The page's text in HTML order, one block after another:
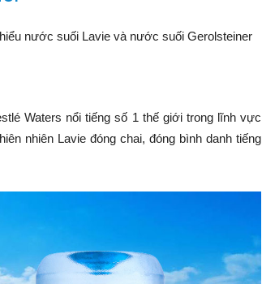
nước suối Lavie và nước suối Gerolsteiner
Waters nổi tiếng số 1 thế giới trong lĩnh vực
nhiên Lavie đóng chai, đóng bình danh tiếng